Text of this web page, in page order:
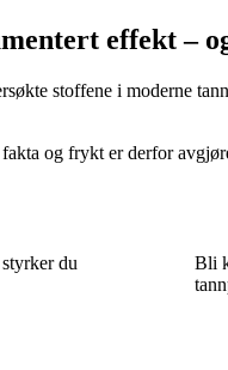
effekt –
stoffene i moderne
og frykt er derfor
du
Bli